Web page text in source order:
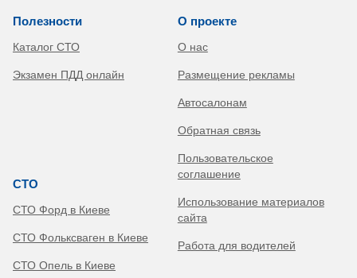
Полезности
Каталог СТО
Экзамен ПДД онлайн
СТО
СТО Форд в Киеве
СТО Фольксваген в Киеве
СТО Опель в Киеве
О проекте
О нас
Размещение рекламы
Автосалонам
Обратная связь
Пользовательское
соглашение
Использование материалов
сайта
Работа для водителей